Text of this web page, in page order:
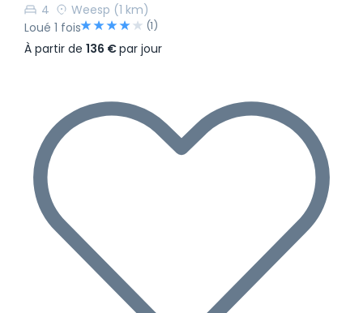
4
Weesp (1 km)
Loué 1 fois
(1)
À partir de 136 €par jour